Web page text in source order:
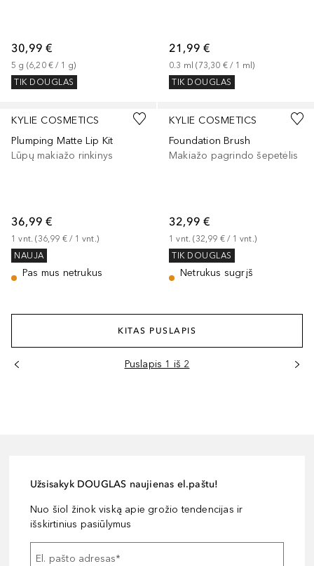
30,99 €
5 g (6,20 € / 1 g)
TIK DOUGLAS
21,99 €
0.3 ml (73,30 € / 1 ml)
TIK DOUGLAS
KYLIE COSMETICS
Plumping Matte Lip Kit
Lūpų makiažo rinkinys
36,99 €
1 vnt. (36,99 € / 1 vnt. )
NAUJA
Pas mus netrukus
+1
KYLIE COSMETICS
Foundation Brush
Makiažo pagrindo šepetėlis
32,99 €
1 vnt. (32,99 € / 1 vnt. )
TIK DOUGLAS
Netrukus sugrįš
KITAS PUSLAPIS
Puslapis 1 iš 2
Užsisakyk DOUGLAS naujienas el.paštu!
Nuo šiol žinok viską apie grožio tendencijas ir
išskirtinius pasiūlymus
El. pašto adresas*